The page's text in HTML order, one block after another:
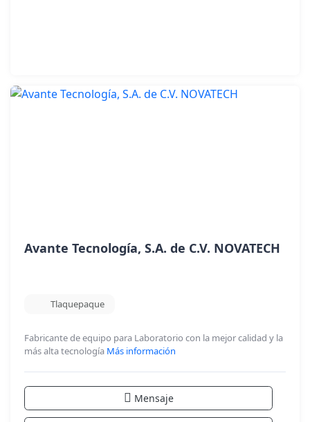
Avante Tecnología, S.A. de C.V. NOVATECH
Tlaquepaque
Fabricante de equipo para Laboratorio con la mejor calidad y la
más alta tecnología Más información
Mensaje